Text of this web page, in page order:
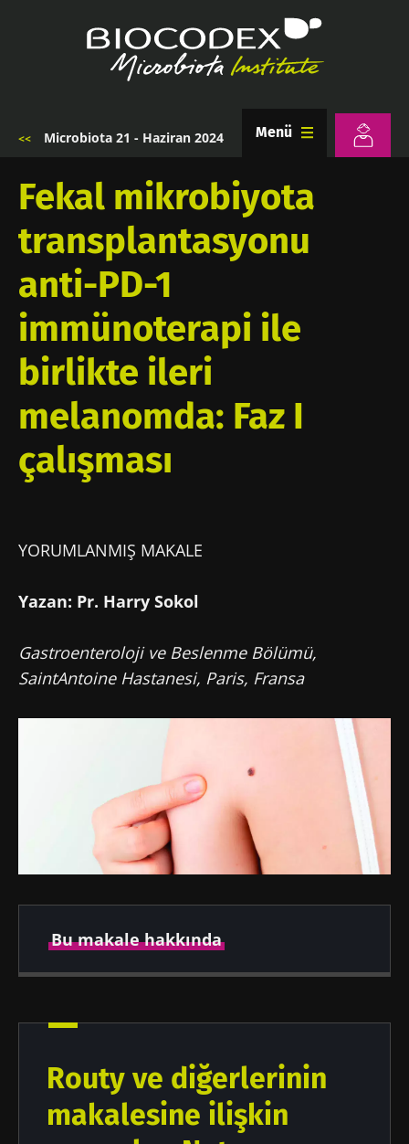
Microbiota 21 - Haziran 2024 Menü
Fekal mikrobiyota
transplantasyonu
anti-PD-1
immünoterapi ile
birlikte ileri
melanomda: Faz I
çalışması
YORUMLANMIŞ MAKALE
Yazan: Pr. Harry Sokol
Gastroenteroloji ve Beslenme Bölümü,
SaintAntoine Hastanesi, Paris, Fransa
Bu makale hakkında
Yazar
Prof Harry Sokol
Routy ve diğerlerinin
makalesine ilişkin